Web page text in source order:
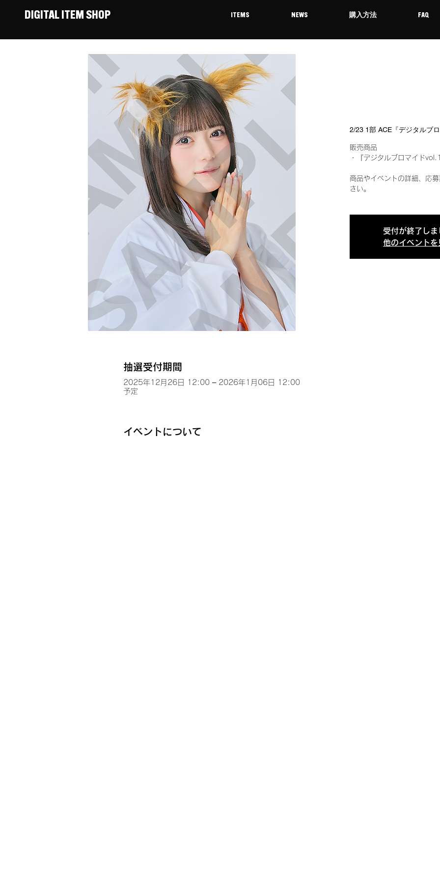
DIGITAL ITEM SHOP ITEMS NEWS 購入方法 FAQ
2/23 1部 ACE『デジタルブ
販売商品
・『デジタルブロマイド
商品やイベントの詳細、応
さい。
受付が終了しま
他のイベントを
抽選受付期間
2025年12月26日 12:00 – 2026年1月06日 12:00
予定
イベントについて